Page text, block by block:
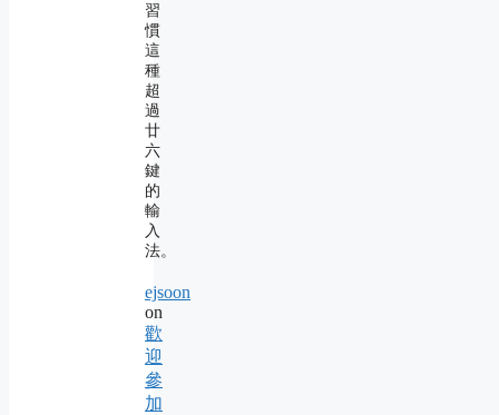
習
慣
這
種
超
過
廿
六
鍵
的
輸
入
法。
ejsoon
on
歡
迎
參
加